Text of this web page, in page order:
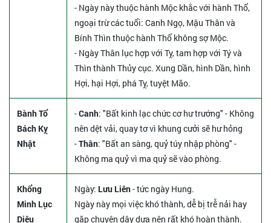
- Ngày này thuộc hành Mộc khắc với hành Thổ,
ngoại trừ các tuổi: Canh Ngọ, Mậu Thân và
Bính Thìn thuộc hành Thổ không sợ Mộc.
- Ngày Thân lục hợp với Tỵ, tam hợp với Tý và
Thìn thành Thủy cục. Xung Dần, hình Dần, hình
Hợi, hại Hợi, phá Tỵ, tuyệt Mão.
Bành Tổ
Bách Kỵ
Nhật
-Canh: "Bất kinh lạc chức cơ hư trướng" - Không
nên dệt vải, quay tơ vì khung cưởi sẽ hư hỏng
-Thân: "Bất an sàng, quỷ túy nhập phòng" -
Không ma quỷ vì ma quỷ sẽ vào phòng.
Khổng
Minh Lục
Diệu
Ngày: Lưu Liên- tức ngày Hung.
Ngày này mọi việc khó thành, dễ bị trễ nải hay
gặp chuyện dây dưa nên rất khó hoàn thành.